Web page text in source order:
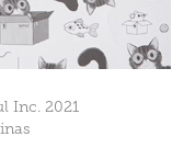
Inc. 2021